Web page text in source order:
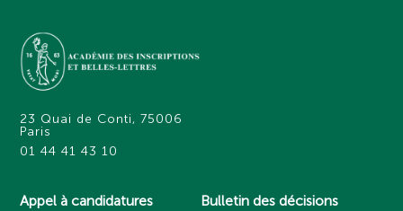
23 Quai de Conti, 75006
Paris
01 44 41 43 10
Appel à candidatures Bulletin des décisions